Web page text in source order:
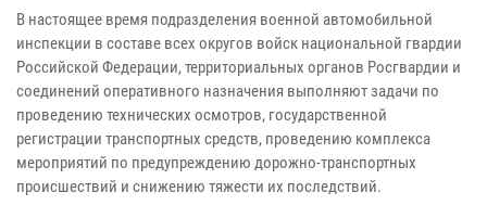
В настоящее время подразделения военной автомобильной
инспекции в составе всех округов войск национальной гвардии
Российской Федерации, территориальных органов Росгвардии и
соединений оперативного назначения выполняют задачи по
проведению технических осмотров, государственной
регистрации транспортных средств, проведению комплекса
мероприятий по предупреждению дорожно-транспортных
происшествий и снижению тяжести их последствий.